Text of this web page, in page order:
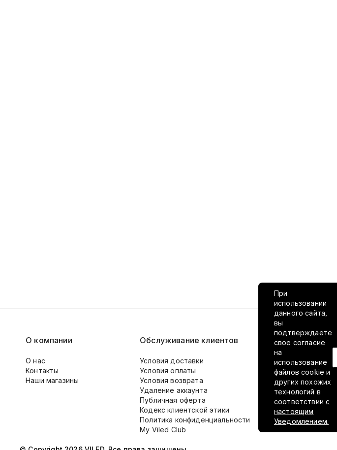
При
использовании
данного сайта,
вы
подтверждаете
свое согласие
на
использование
файлов cookie и
других похожих
технологий в
соответствиис
настоящим
Уведомлением.
О компании
О нас
Контакты
Наши магазины
Обслуживание клиентов
Условия доставки
Условия оплаты
Условия возврата
Удаление аккаунта
Публичная оферта
Кодекс клиентской этики
Политика конфиденциальности
My Viled Club
VILED